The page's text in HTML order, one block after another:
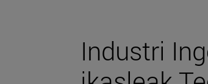
Industri